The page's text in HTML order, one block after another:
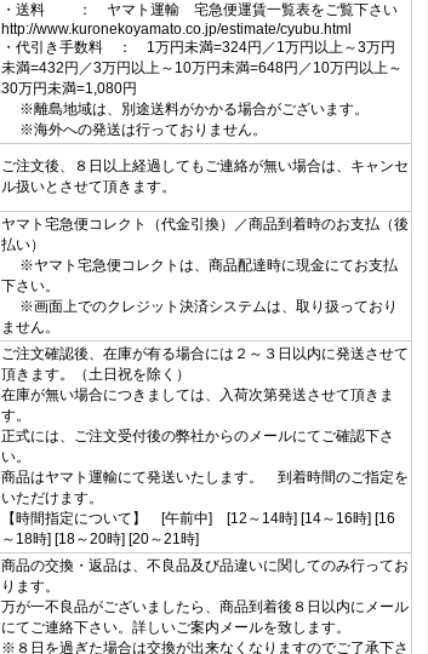
・送料 ： ヤマト運輸 宅急便運賃一覧表をご覧下さい
http://www.kuronekoyamato.co.jp/estimate/cyubu.html
・代引き手数料 ： 1万円未満=324円／1万円以上～3万円
未満=432円／3万円以上～10万円未満=648円／10万円以上～
30万円未満=1,080円
※離島地域は、別途送料がかかる場合がございます。
※海外への発送は行っておりません。
ご注文後、８日以上経過してもご連絡が無い場合は、キャンセ
ル扱いとさせて頂きます。
ヤマト宅急便コレクト（代金引換）／商品到着時のお支払（後
払い）
※ヤマト宅急便コレクトは、商品配達時に現金にてお支払
下さい。
※画面上でのクレジット決済システムは、取り扱っており
ません。
ご注文確認後、在庫が有る場合には２～３日以内に発送させて
頂きます。（土日祝を除く）
在庫が無い場合につきましては、入荷次第発送させて頂きま
す。
正式には、ご注文受付後の弊社からのメールにてご確認下さ
い。
商品はヤマト運輸にて発送いたします。 到着時間のご指定を
いただけます。
【時間指定について】 [午前中] [12～14時] [14～16時] [16
～18時] [18～20時] [20～21時]
商品の交換・返品は、不良品及び品違いに関してのみ行ってお
ります。
万が一不良品がございましたら、商品到着後８日以内にメール
にてご連絡下さい。詳しいご案内メールを致します。
※８日を過ぎた場合は交換が出来なくなりますのでご了承下さ